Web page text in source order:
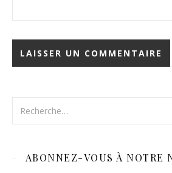
ABONNEZ-VOUS À NOTRE